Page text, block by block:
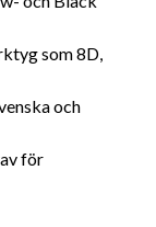
som 8D,
och
för